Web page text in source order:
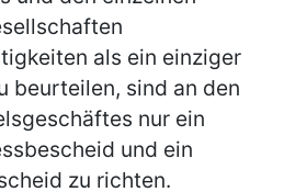
als ein einziger
beurteilen, sind an den
nur ein
und ein
zu richten.